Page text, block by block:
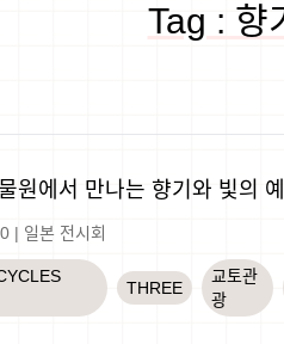
Tag : 향
원에서 만나는 향기와 빛의
| 일본 전시회
THREE
교토관
광